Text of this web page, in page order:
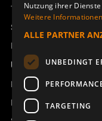
Technischer Support
Service buchen
Handbücher und
Über Åkerströms
Kontakt
Neuigkeiten
Nutzung ihrer
Weitere Informationen
ALLE PARTNER
UNBEDINGT
TARGETING